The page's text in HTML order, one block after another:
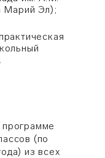
Марий Эл);
(по
из всех